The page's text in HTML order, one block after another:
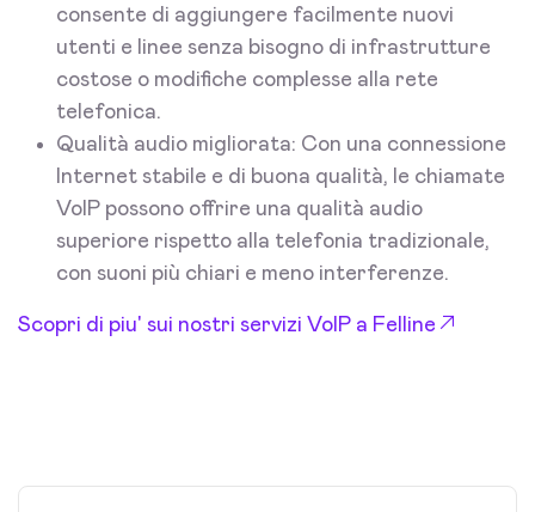
consente di aggiungere facilmente nuovi
utenti e linee senza bisogno di infrastrutture
costose o modifiche complesse alla rete
telefonica.
Qualità audio migliorata: Con una connessione
Internet stabile e di buona qualità, le chiamate
VoIP possono offrire una qualità audio
superiore rispetto alla telefonia tradizionale,
con suoni più chiari e meno interferenze.
Scopri di piu' sui nostri servizi VoIP a Felline